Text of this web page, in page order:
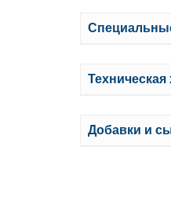
Добавки и